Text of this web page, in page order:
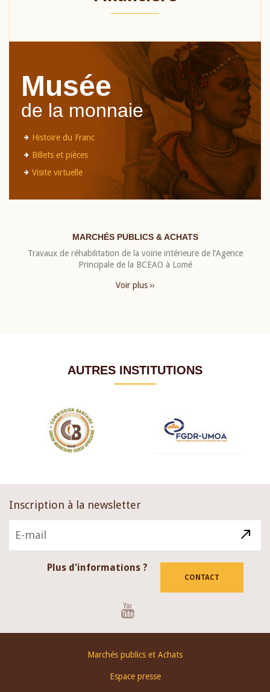
Musée
de la monnaie
Histoire du Franc
Billets et pièces
Visite virtuelle
MARCHÉS PUBLICS & ACHATS
Travaux de réhabilitation de la voirie intérieure de l’Agence
Principale de la BCEAO à Lomé
Voir plus ››
AUTRES INSTITUTIONS
Inscription à la newsletter
Plus d'informations ?
CONTACT
Marchés publics et Achats
Espace presse